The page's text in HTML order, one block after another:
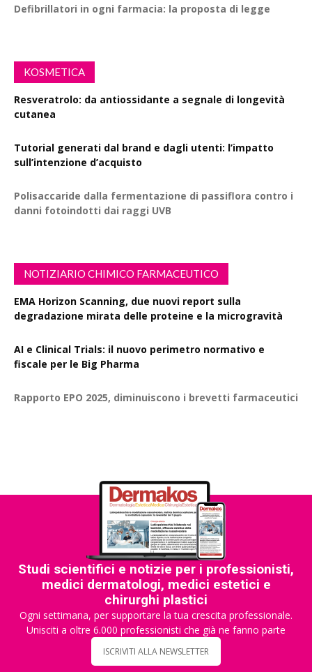
Defibrillatori in ogni farmacia: la proposta di legge
KOSMETICA
Resveratrolo: da antiossidante a segnale di longevità
cutanea
Tutorial generati dal brand e dagli utenti: l’impatto
sull’intenzione d’acquisto
Polisaccaride dalla fermentazione di passiflora contro i
danni fotoindotti dai raggi UVB
NOTIZIARIO CHIMICO FARMACEUTICO
EMA Horizon Scanning, due nuovi report sulla
degradazione mirata delle proteine e la microgravità
AI e Clinical Trials: il nuovo perimetro normativo e
fiscale per le Big Pharma
Rapporto EPO 2025, diminuiscono i brevetti farmaceutici
Studi scientifici e notizie per i professionisti,
medici dermatologi, medici estetici e
chirurghi plastici
Ogni settimana, per supportare la tua crescita professionale.
Unisciti a oltre 6.000 professionisti che già ne fanno parte
ISCRIVITI ALLA NEWSLETTER